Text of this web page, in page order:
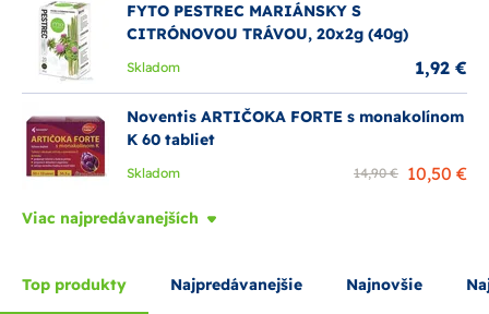
FYTO PESTREC MARIÁNSKY S
CITRÓNOVOU TRÁVOU, 20x2g (40g)
Skladom 1,92 €
Noventis ARTIČOKA FORTE s monakolínom
K 60 tabliet
Skladom 14,90 € 10,50 €
Viac najpredávanejších
Top produkty Najpredávanejšie Najnovšie